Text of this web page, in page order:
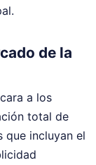
de la
a los
total de
que incluyan el